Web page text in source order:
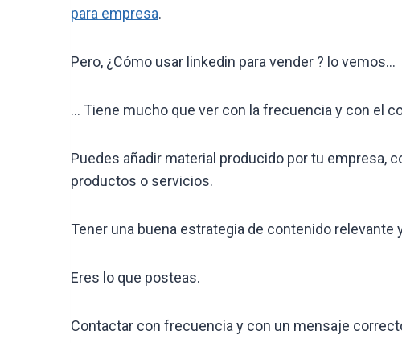
para empresa.
Pero, ¿Cómo usar linkedin para vender ? lo vemos…
… Tiene mucho que ver con la frecuencia y con el
Puedes añadir material producido por tu empresa,
productos o servicios.
Tener una buena estrategia de contenido relevante
Eres lo que posteas.
Contactar con frecuencia y con un mensaje